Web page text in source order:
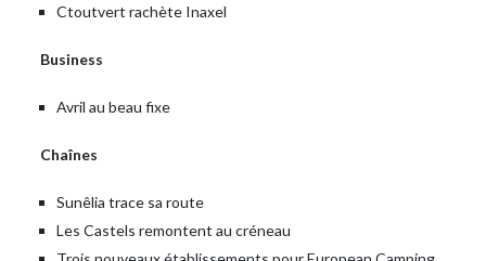
Ctoutvert rachète Inaxel
Business
Avril au beau fixe
Chaînes
Sunêlia trace sa route
Les Castels remontent au créneau